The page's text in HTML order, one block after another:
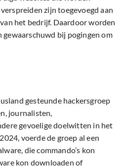
zijn toegevoegd aan
het bedrijf. Daardoor worden
bij pogingen om
gesteunde hackersgroep
journalisten,
gevoelige doelwitten in het
voerde de groep al een
die commando’s kon
kon downloaden of